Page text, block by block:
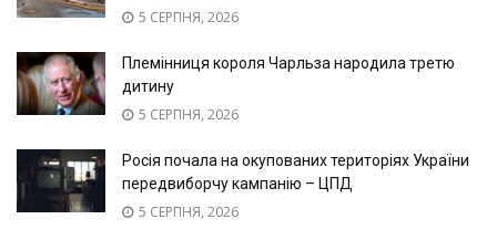
5 СЕРПНЯ, 2026
Племінниця короля Чарльза народила третю
дитину
5 СЕРПНЯ, 2026
Росія почала на окупованих територіях України
передвиборчу кампанію – ЦПД
5 СЕРПНЯ, 2026